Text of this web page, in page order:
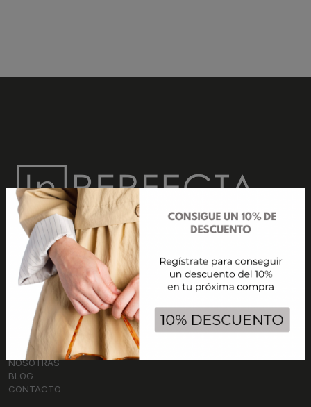
Regístrate a nuestra newsletter
PERFECTA
INICIO
COLECCIÓN
NOSOTRAS
BLOG
CONTACTO